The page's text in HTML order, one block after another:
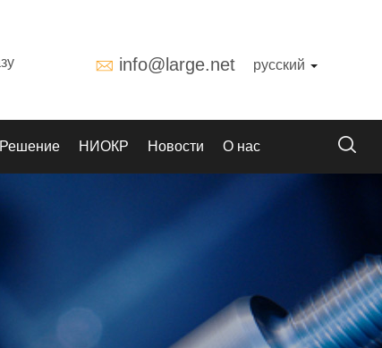
info@large.net русский
Решение НИОКР Новости О нас